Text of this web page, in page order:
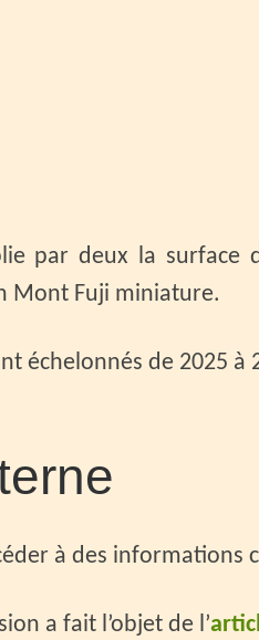
par deux la surface
Mont Fuji miniature.
échelonnés de 2025
à des informations
a fait l’objet de l’